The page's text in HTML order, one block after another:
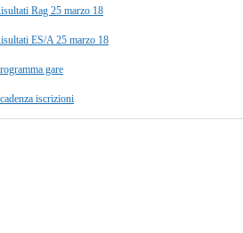
Rag 25 marzo 18
ES/A 25 marzo 18
gare
iscrizioni